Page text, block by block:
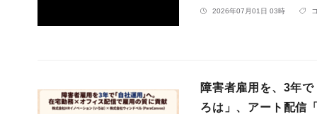
2026年07月01日 03時
障害者雇用を、3年
ろは」、アート配信